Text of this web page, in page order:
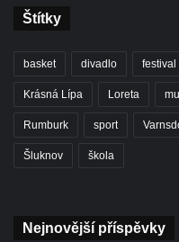
Štítky
basket divadlo festival
Krásná Lípa Loreta
Rumburk sport
Šluknov škola
Nejnovější příspěvky